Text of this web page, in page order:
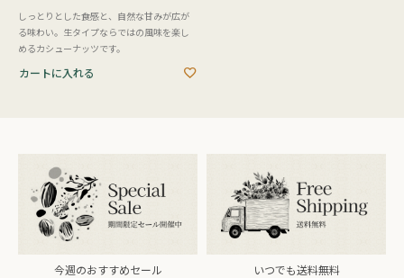
しっとりとした食感と、自然な甘みが広が
る味わい。生タイプならではの風味を楽し
めるカシューナッツです。
カートに入れる
今週のおすすめセール いつでも送料無料